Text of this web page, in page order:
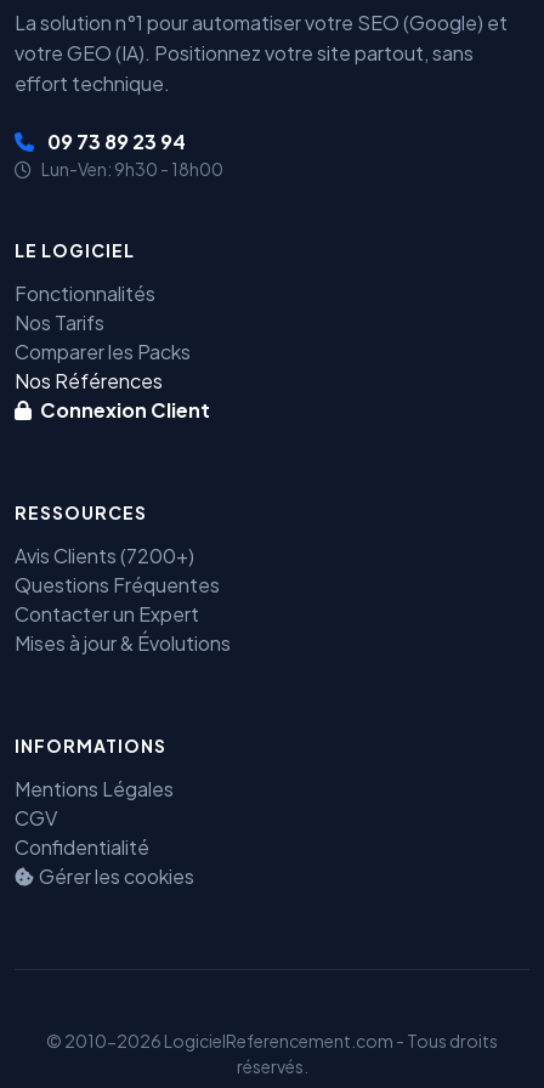
La solution n°1 pour automatiser votre SEO (Google) et
votre GEO (IA). Positionnez votre site partout, sans
effort technique.
09 73 89 23 94
Lun-Ven: 9h30 - 18h00
LE LOGICIEL
Fonctionnalités
Nos Tarifs
Comparer les Packs
Nos Références
Connexion Client
RESSOURCES
Avis Clients (7200+)
Questions Fréquentes
Contacter un Expert
Mises à jour & Évolutions
INFORMATIONS
Mentions Légales
CGV
Confidentialité
Gérer les cookies
© 2010-2026 LogicielReferencement.com - Tous droits
réservés.